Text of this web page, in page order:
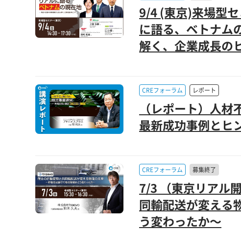
9/4 (東京)来場型
に語る、ベトナ
解く、企業成長の
CREフォーラム レポート
（レポート）人
最新成功事例とヒ
CREフォーラム 募集終了
7/3 （東京リアル
同輸配送が変える
う変わったか～